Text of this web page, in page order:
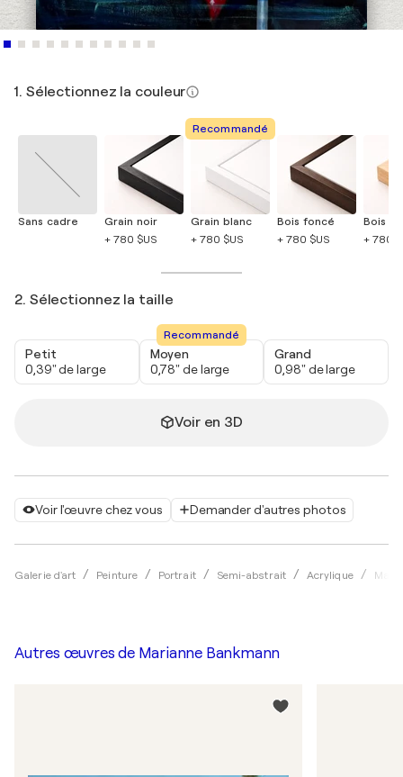
Voir l'œuvre chez vous Demander d'autres photos
Galerie d'art Peinture Portrait Semi-abstrait Acrylique
1. Sélectionnez la couleur
Sans cadre
Grain noir
+ 780 $US
Recommandé
Grain blanc
+ 780 $US
Bois foncé
+ 780 $US
Bois
+ 780
2. Sélectionnez la taille
Petit
0,39" de large
Recommandé
Moyen
0,78" de large
Grand
0,98" de large
Voir en 3D
Autres œuvres de Marianne Bankmann